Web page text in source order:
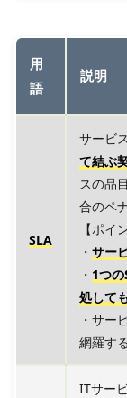
用
語
説明
SLA
サービ
て結ぶ
スの品
合のペ
【ポイ
・ サー
・ 1つ
処して
・サー
網羅す
ITサー